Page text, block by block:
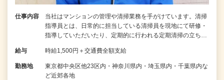
仕事内容
当社はマンションの管理や清掃業務を手がけています。清掃
指導員とは、日常的に担当している清掃員を現地にて研修・
指導していただいたり、定期的に行われる定期清掃の立ち…
給与 時給1,500円＋交通費全額支給
勤務地
東京都中央区他23区内・神奈川県内・埼玉県内・千葉県内な
ど近郊各地